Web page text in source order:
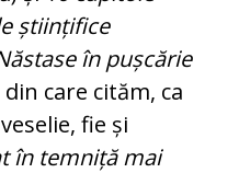
știin­ți­fice
în pușcărie
din care cităm, ca
fie și
în temniță mai